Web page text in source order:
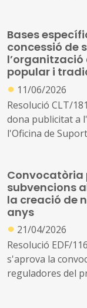
competitiva, per
documentació
tradicional per a
Bases
concessió de
popular i
● 11/06/2026
Resolució CLT/
dona publicitat a
l'Oficina de
festivals i cicles
Convocatòria
subvencions
la creació de
anys
● 21/04/2026
Resolució EDF/
s'aprova la
reguladores del